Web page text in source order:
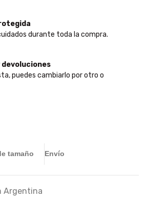
durante toda la compra.
devoluciones
puedes cambiarlo por otro o
tamaño Envío
Argentina